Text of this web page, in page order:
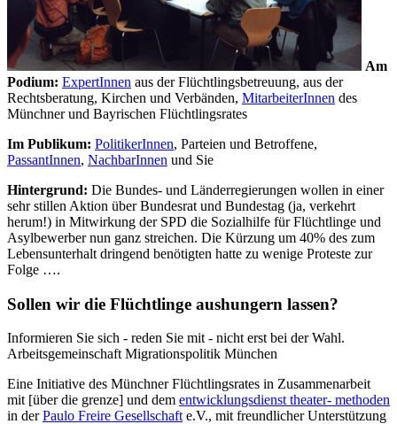
Am
Podium: ExpertInnen aus der Flüchtlingsbetreuung, aus der
Rechtsberatung, Kirchen und Verbänden, MitarbeiterInnen des
Münchner und Bayrischen Flüchtlingsrates
Im Publikum: PolitikerInnen, Parteien und Betroffene,
PassantInnen, NachbarInnen und Sie
Hintergrund: Die Bundes- und Länderregierungen wollen in einer
sehr stillen Aktion über Bundesrat und Bundestag (ja, verkehrt
herum!) in Mitwirkung der SPD die Sozialhilfe für Flüchtlinge und
Asylbewerber nun ganz streichen. Die Kürzung um 40% des zum
Lebensunterhalt dringend benötigten hatte zu wenige Proteste zur
Folge ….
Sollen wir die Flüchtlinge aushungern lassen?
Informieren Sie sich - reden Sie mit - nicht erst bei der Wahl.
Arbeitsgemeinschaft Migrationspolitik München
Eine Initiative des Münchner Flüchtlingsrates in Zusammenarbeit
mit [über die grenze] und dem entwicklungsdienst theater- methoden
in derPaulo Freire Gesellschaft e.V., mit freundlicher Unterstützung